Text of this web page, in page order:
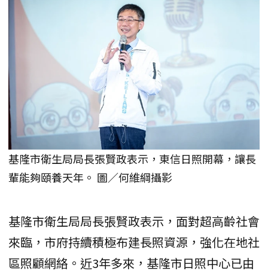
基隆市衛生局局長張賢政表示，東信日照開幕，讓長
輩能夠頤養天年。 圖／何維綱攝影
基隆市衛生局局長張賢政表示，面對超高齡社會
來臨，市府持續積極布建長照資源，強化在地社
區照顧網絡。近3年多來，基隆市日照中心已由